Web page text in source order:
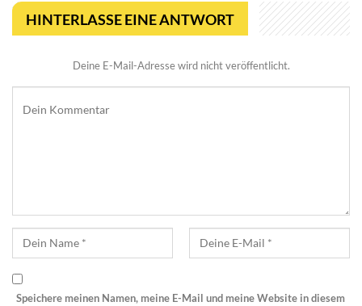
HINTERLASSE EINE ANTWORT
Deine E-Mail-Adresse wird nicht veröffentlicht.
Speichere meinen Namen, meine E-Mail und meine Website in diesem